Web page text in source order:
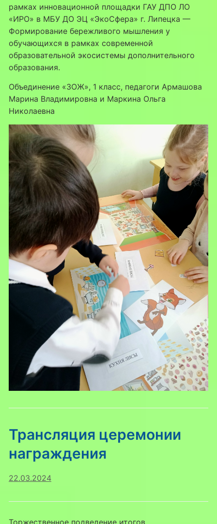
рамках инновационной площадки ГАУ ДПО ЛО
«ИРО» в МБУ ДО ЭЦ «ЭкоСфера» г. Липецка —
Формирование бережливого мышления у
обучающихся в рамках современной
образовательной экосистемы дополнительного
образования.
Объединение «ЗОЖ», 1 класс, педагоги Армашова
Марина Владимировна и Маркина Ольга
Николаевна
Трансляция церемонии
награждения
22.03.2024
Торжественное подведение итогов